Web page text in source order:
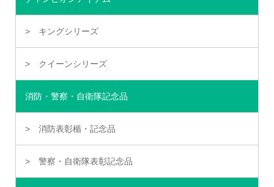
キングシリーズ
クイーンシリーズ
消防・警察・自衛隊記念品
消防表彰楯・記念品
警察・自衛隊表彰記念品